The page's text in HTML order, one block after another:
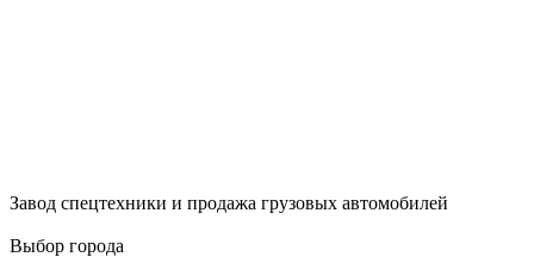
Завод спецтехники и продажа грузовых автомобилей
Выбор города